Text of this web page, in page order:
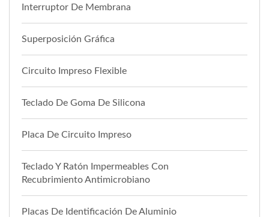
Interruptor De Membrana
Superposición Gráfica
Circuito Impreso Flexible
Teclado De Goma De Silicona
Placa De Circuito Impreso
Teclado Y Ratón Impermeables Con
Recubrimiento Antimicrobiano
Placas De Identificación De Aluminio